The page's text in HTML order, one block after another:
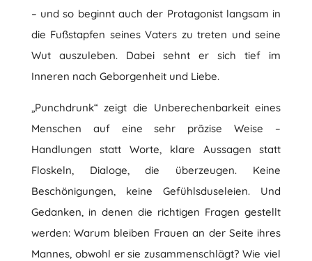
– und so beginnt auch der Protagonist langsam in
die Fußstapfen seines Vaters zu treten und seine
Wut auszuleben. Dabei sehnt er sich tief im
Inneren nach Geborgenheit und Liebe.
„Punchdrunk“ zeigt die Unberechenbarkeit eines
Menschen auf eine sehr präzise Weise –
Handlungen statt Worte, klare Aussagen statt
Floskeln, Dialoge, die überzeugen. Keine
Beschönigungen, keine Gefühlsduseleien. Und
Gedanken, in denen die richtigen Fragen gestellt
werden: Warum bleiben Frauen an der Seite ihres
Mannes, obwohl er sie zusammenschlägt? Wie viel